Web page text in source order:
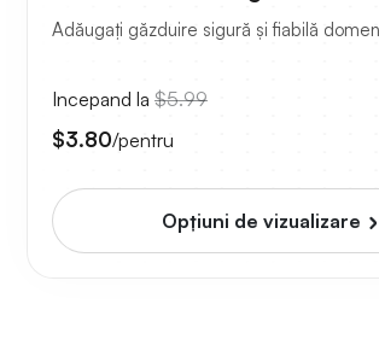
Adăugați găzduire sigură și fiabilă
Incepand la $5.99
$3.80/pentru
Opțiuni de vizualizare